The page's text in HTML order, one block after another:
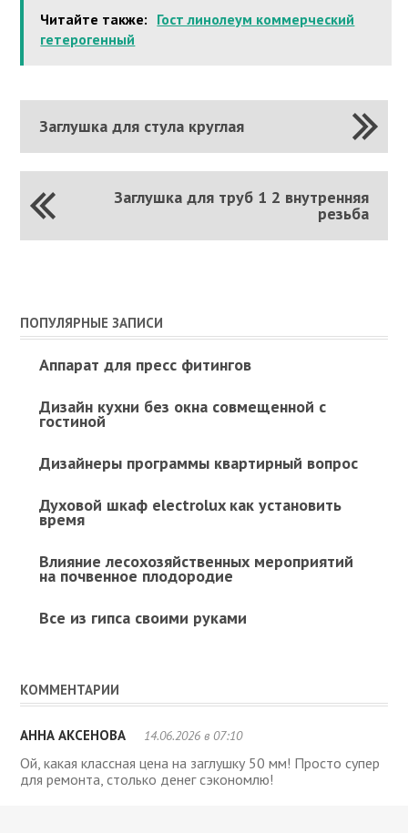
Читайте также: Гост линолеум коммерческий
гетерогенный
Заглушка для стула круглая
Заглушка для труб 1 2 внутренняя
резьба
ПОПУЛЯРНЫЕ ЗАПИСИ
Аппарат для пресс фитингов
Дизайн кухни без окна совмещенной с
гостиной
Дизайнеры программы квартирный вопрос
Духовой шкаф electrolux как установить
время
Влияние лесохозяйственных мероприятий
на почвенное плодородие
Все из гипса своими руками
КОММЕНТАРИИ
АННА АКСЕНОВА 14.06.2026 в 07:10
Ой, какая классная цена на заглушку 50 мм! Просто супер
для ремонта, столько денег сэкономлю!